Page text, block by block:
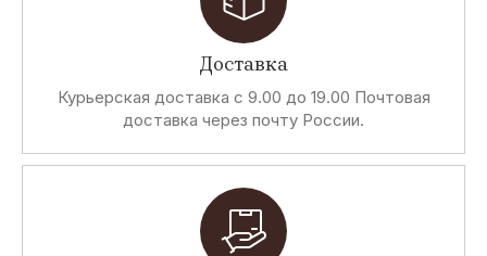
Доставка
Курьерская доставка с 9.00 до 19.00 Почтовая
доставка через почту России.